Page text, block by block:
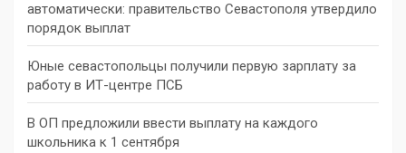
автоматически: правительство Севастополя утвердило
порядок выплат
Юные севастопольцы получили первую зарплату за
работу в ИТ-центре ПСБ
В ОП предложили ввести выплату на каждого
школьника к 1 сентября